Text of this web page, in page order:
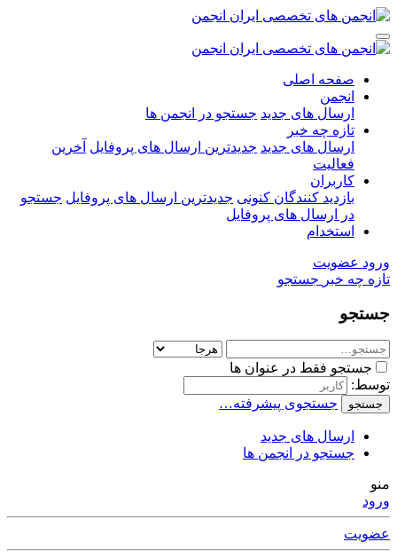
صفحه اصلی
انجمن
ارسال های جدید جستجو در انجمن ها
تازه چه خبر
ارسال های جدید جدیدترین ارسال های پروفایل آخرین
فعالیت
کاربران
بازدید کنندگان کنونی جدیدترین ارسال های پروفایل جستجو
در ارسال های پروفایل
استخدام
ورود عضویت
تازه چه خبر جستجو
جستجو
جستجو فقط در عنوان ها
توسط:
جستجو جستجوی پیشرفته…
ارسال های جدید
جستجو در انجمن ها
منو
ورود
عضویت